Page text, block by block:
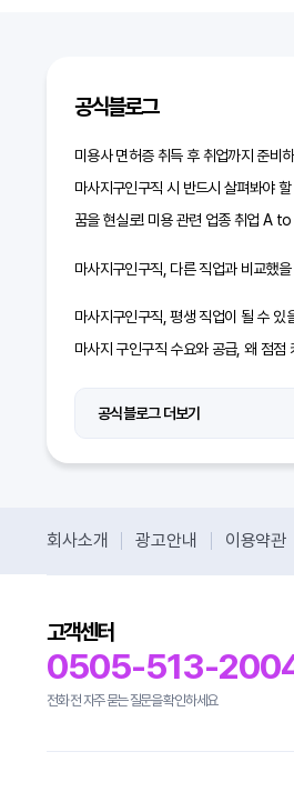
공식블로그
꿈을 현실로! 미용 관련 업종 취업 A
마사지구인구직, 평생 직업이 될 수 있
마사지 구인구직 수요와 공급, 왜 점점
공식블로그 더보기
회사소개 광고안내 이용약관
고객센터
0505-513-
전화 전 자주 묻는 질문을 확인하세요